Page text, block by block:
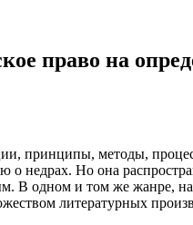
право на
принципы, методы,
недрах. Но она
В одном и том же жанре,
литературных